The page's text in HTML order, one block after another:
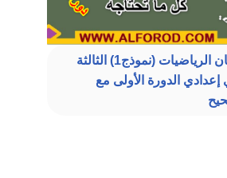
امتحان الرياضيات (نموذج1) الثالثة
إعدادي الدورة الأولى مع